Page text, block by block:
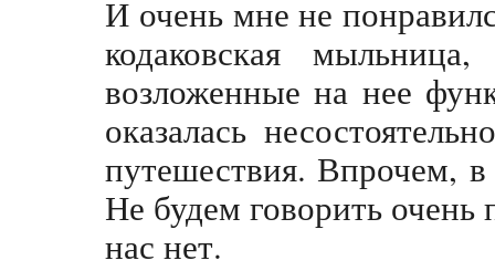
И очень мне не
кодаковская
возложенные на нее
оказалась
путешествия. Впрочем,
Не будем говорить
нас нет.